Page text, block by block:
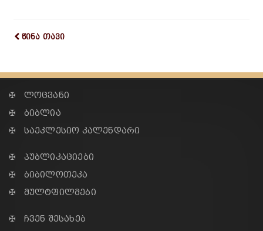
წინა თავი
✠ ლოცვანი
✠ ბიბლია
✠ საეკლესიო კალენდარი
✠ პუბლიკაციები
✠ ბიბილოთეკა
✠ მულტფილმები
✠ ჩვენ შესახებ